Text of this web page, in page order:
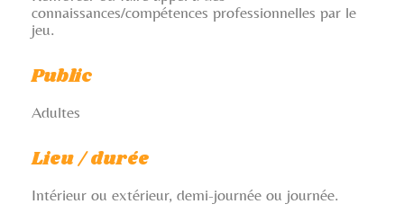
connaissances/compétences professionnelles par le
jeu.
Public
Adultes
Lieu / durée
Intérieur ou extérieur, demi-journée ou journée.